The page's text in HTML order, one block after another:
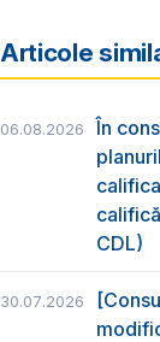
Articole
06.08.2026
În
CDL)
30.07.2026